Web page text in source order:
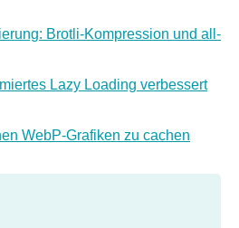
Brotli-Kompression und all-
Lazy Loading verbessert
WebP-Grafiken zu cachen